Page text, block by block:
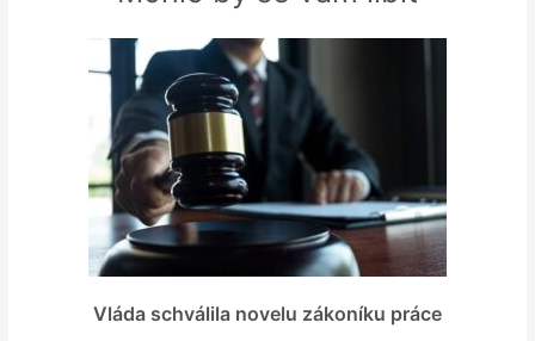
Vláda schválila novelu zákoníku práce